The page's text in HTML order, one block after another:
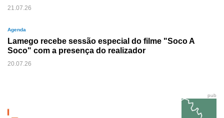
21.07.26
Agenda
Lamego recebe sessão especial do filme "Soco A
Soco" com a presença do realizador
20.07.26
pub